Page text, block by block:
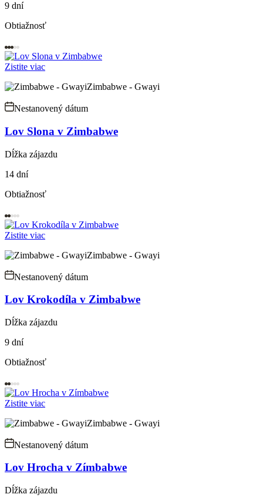
9 dní
Obtiažnosť
Zistite viac
Zimbabwe - Gwayi
Nestanovený dátum
Lov Slona v Zimbabwe
Dĺžka zájazdu
14 dní
Obtiažnosť
Zistite viac
Zimbabwe - Gwayi
Nestanovený dátum
Lov Krokodíla v Zimbabwe
Dĺžka zájazdu
9 dní
Obtiažnosť
Zistite viac
Zimbabwe - Gwayi
Nestanovený dátum
Lov Hrocha v Zímbabwe
Dĺžka zájazdu